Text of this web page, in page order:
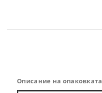
галерия
Описание на опаковката